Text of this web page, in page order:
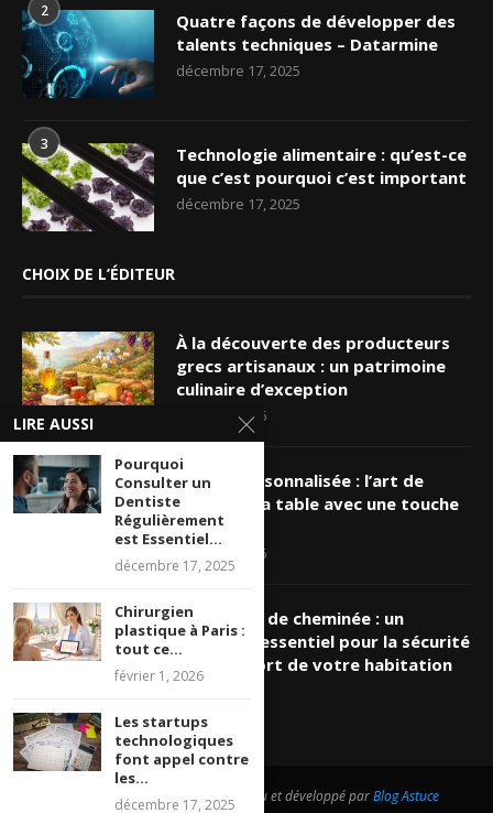
2
Quatre façons de développer des
talents techniques – Datarmine
décembre 17, 2025
3
Technologie alimentaire : qu’est-ce
que c’est pourquoi c’est important
décembre 17, 2025
CHOIX DE L’ÉDITEUR
À la découverte des producteurs
grecs artisanaux : un patrimoine
culinaire d’exception
mars 19, 2026
Nappe personnalisée : l’art de
sublimer sa table avec une touche
unique
mars 16, 2026
Ramonage de cheminée : un
entretien essentiel pour la sécurité
et le confort de votre habitation
@2026 - Tous droits réservés. Conçu et développé parBlog Astuce
LIRE AUSSI
Pourquoi
Consulter un
Dentiste
Régulièrement
est Essentiel...
décembre 17, 2025
Chirurgien
plastique à Paris :
tout ce...
février 1, 2026
Les startups
technologiques
font appel contre
les...
décembre 17, 2025